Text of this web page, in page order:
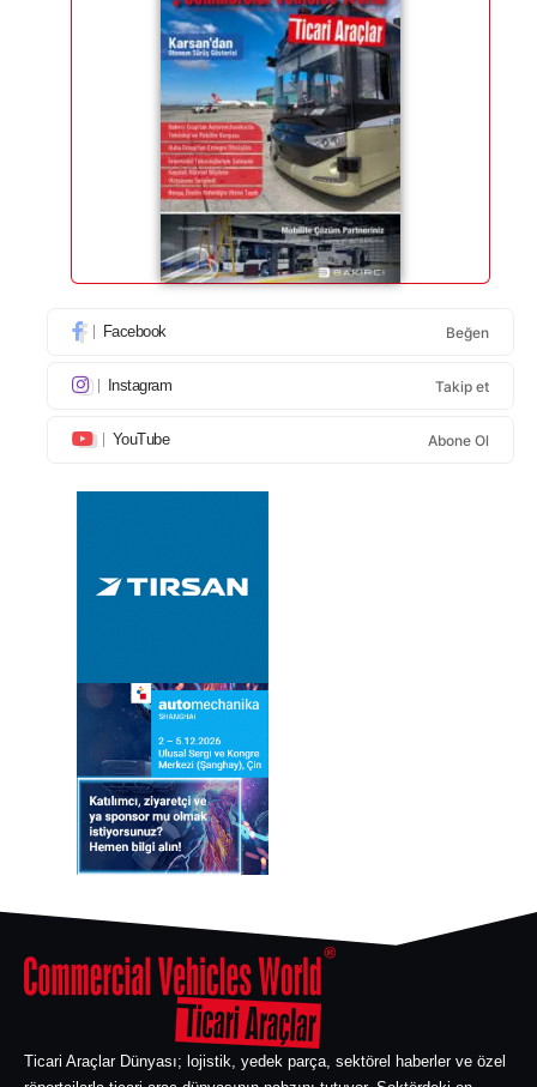
Facebook Beğen
Instagram Takip et
YouTube Abone Ol
Ticari Araçlar Dünyası; lojistik, yedek parça, sektörel haberler ve özel